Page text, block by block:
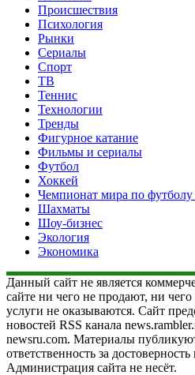
Происшествия
Психология
Рынки
Сериалы
Спорт
ТВ
Теннис
Технологии
Тренды
Фигурное катание
Фильмы и сериалы
Футбол
Хоккей
Чемпионат мира по футболу
Шахматы
Шоу-бизнес
Экология
Экономика
Данный сайт не является
сайте ни чего не продают, ни
услуги не оказываются. Сайт
новостей RSS канала
newsru.com. Материалы
ответственность за
Администрация сайта не несёт.